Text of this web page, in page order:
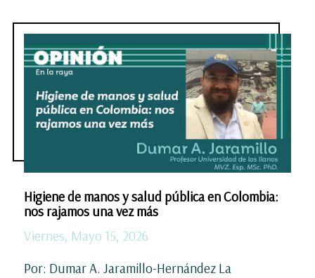
Higiene de manos y salud pública en Colombia:
nos rajamos una vez más
Viernes, Mayo 15, 2026
Por: Dumar A. Jaramillo-Hernández La